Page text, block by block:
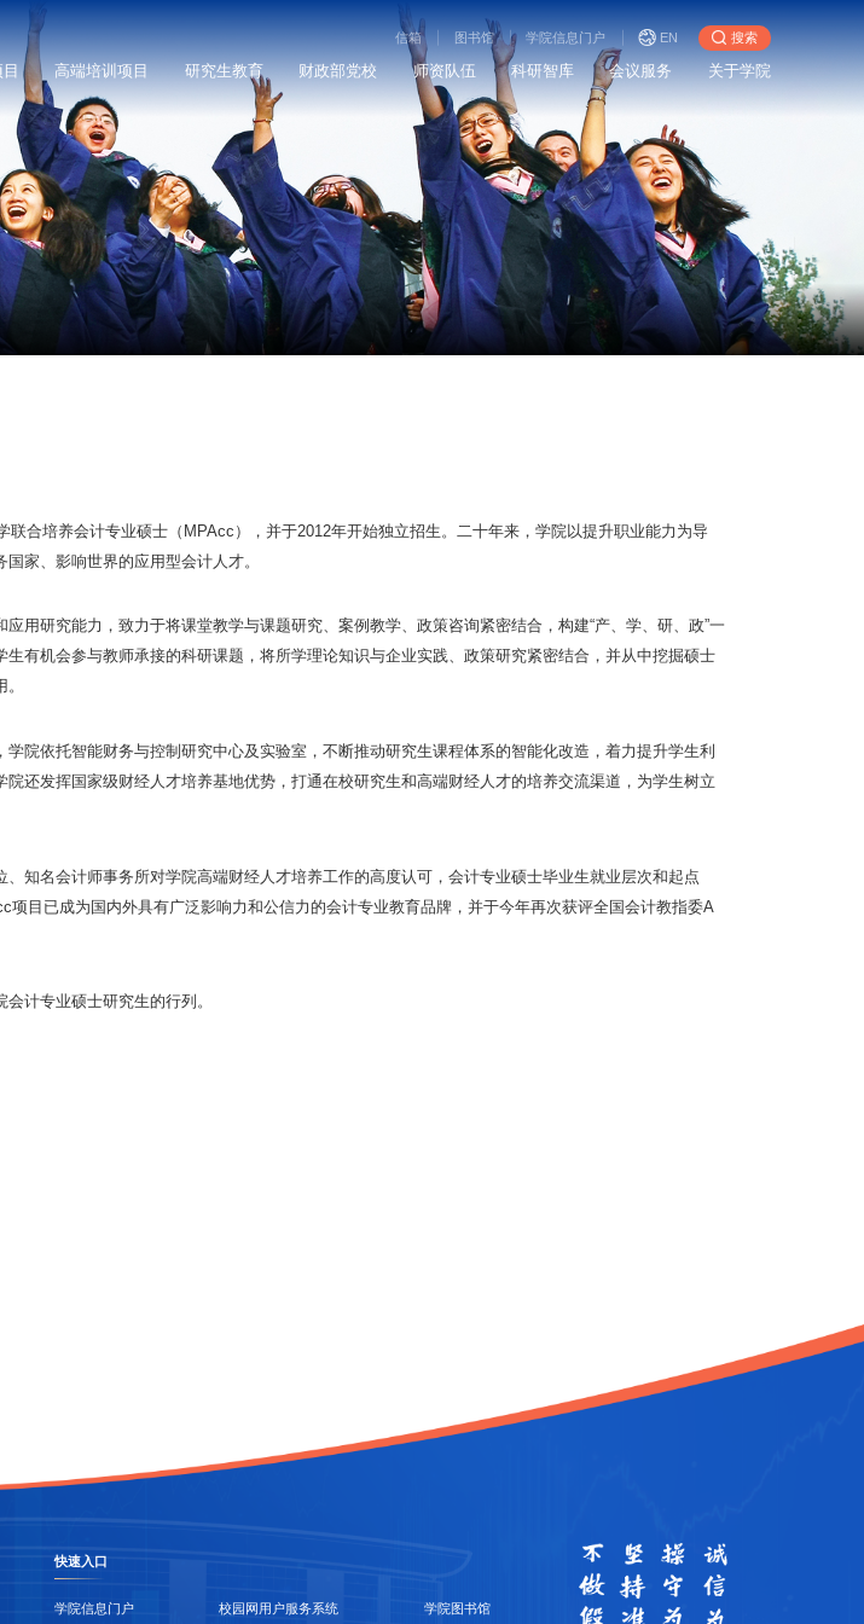
信箱 图书馆 学院信息门户 EN 搜索
高端培训项目 研究生教育 财政部党校 师资队伍 科研智库 会议服务 关于学院
联合培养会计专业硕士（MPAcc），并于2012年开始独立招生。二十年来，学院以提升职业能力为导
家、影响世界的应用型会计人才。
用研究能力，致力于将课堂教学与课题研究、案例教学、政策咨询紧密结合，构建“产、学、研、政”一
有机会参与教师承接的科研课题，将所学理论知识与企业实践、政策研究紧密结合，并从中挖掘硕士
学院依托智能财务与控制研究中心及实验室，不断推动研究生课程体系的智能化改造，着力提升学生利
还发挥国家级财经人才培养基地优势，打通在校研究生和高端财经人才的培养交流渠道，为学生树立
知名会计师事务所对学院高端财经人才培养工作的高度认可，会计专业硕士毕业生就业层次和起点
项目已成为国内外具有广泛影响力和公信力的会计专业教育品牌，并于今年再次获评全国会计教指委A
计专业硕士研究生的行列。
快速入口
学院信息门户 校园网用户服务系统 学院图书馆